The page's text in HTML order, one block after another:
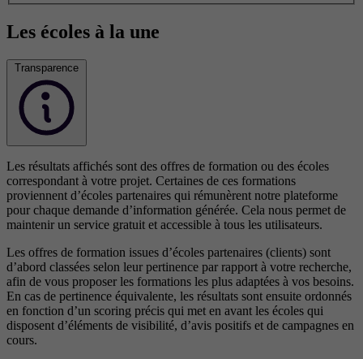
Les écoles à la une
Transparence
Les résultats affichés sont des offres de formation ou des écoles
correspondant à votre projet. Certaines de ces formations
proviennent d’écoles partenaires qui rémunèrent notre plateforme
pour chaque demande d’information générée. Cela nous permet de
maintenir un service gratuit et accessible à tous les utilisateurs.
Les offres de formation issues d’écoles partenaires (clients) sont
d’abord classées selon leur pertinence par rapport à votre recherche,
afin de vous proposer les formations les plus adaptées à vos besoins.
En cas de pertinence équivalente, les résultats sont ensuite ordonnés
en fonction d’un scoring précis qui met en avant les écoles qui
disposent d’éléments de visibilité, d’avis positifs et de campagnes en
cours.